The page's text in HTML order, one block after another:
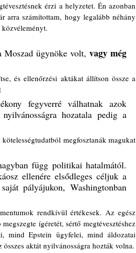
érzi a helyzetet. Én azonban
arra számítottam, hogy legalább néhány
ügynöke volt, vagy még
és ellenőrzési aktákat állítson össze a
fegyverré válhatnak azok
hozatala pedig a
megfosztanák magukat
függ politikai hatalmától.
ellenére elsődleges céljuk a
pályájukon, Washingtonban
rendkívül értékesek. Az egész
ígéretét, sértő megtévesztéshez
mind Epstein ügyfelei, mind áldozatai
aktát nyilvánosságra hozták volna.